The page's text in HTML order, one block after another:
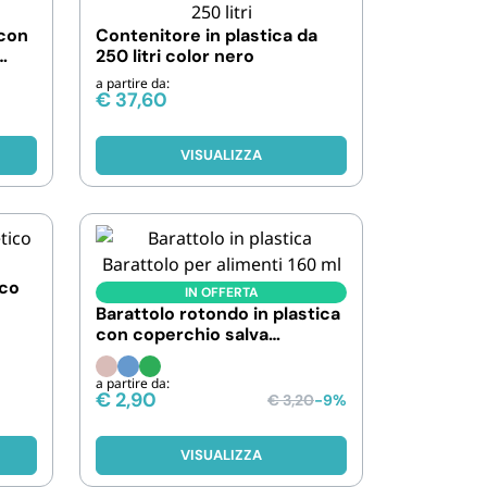
Contenitore in plastica da
250 litri color nero
a partire da:
€ 37,60
VISUALIZZA
IN OFFERTA
Barattolo rotondo in plastica
con coperchio salva
freschezza. Capacità 160 ml
a partire da:
€ 2,90 €3,20-9%
VISUALIZZA